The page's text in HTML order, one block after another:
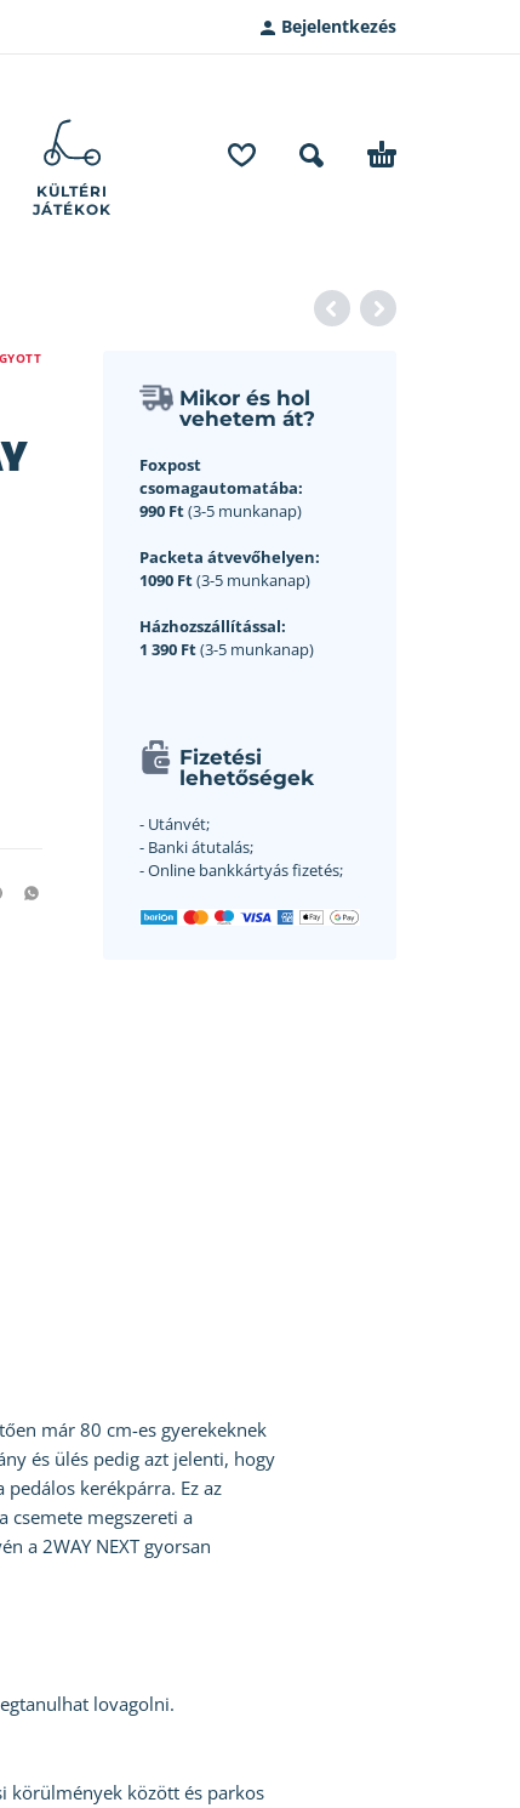
Bejelentkezés
KÜLTÉRI
JÁTÉKOK
Mikor és hol
vehetem át?
Foxpost
csomagautomatába:
990 Ft(3-5 munkanap)
Packeta átvevőhelyen:
1090 Ft(3-5 munkanap)
Házhozszállítással:
1 390 Ft(3-5 munkanap)
Fizetési
lehetőségek
- Utánvét;
- Banki átutalás;
- Online bankkártyás fizetés;
már 80 cm-es gyerekeknek
és ülés pedig azt jelenti, hogy
kerékpárra. Ez az
csemete megszereti a
a 2WAY NEXT gyorsan
lovagolni.
körülmények között és parkos